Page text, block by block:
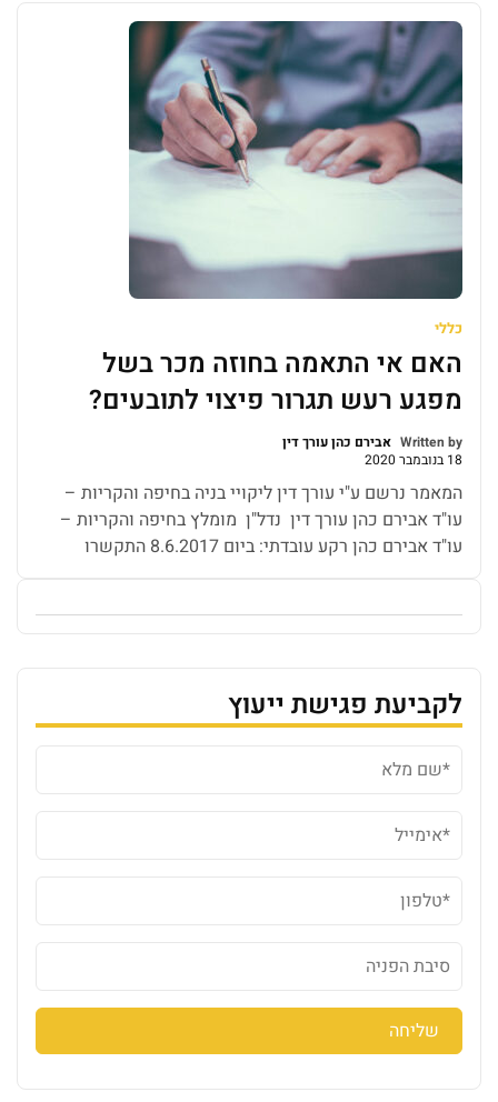
הצדדים. בענייננו, זהו הדין הדתי היהודי, אשר לפיו קיים […]
כללי
האם אי התאמה בחוזה מכר בשל
מפגע רעש תגרור פיצוי לתובעים?
Written by אבירם כהן עורך דין
18 בנובמבר 2020
המאמר נרשם ע"י עורך דין ליקויי בניה בחיפה והקריות –
עו"ד אבירם כהן עורך דין נדל"ן מומלץ בחיפה והקריות –
עו"ד אבירם כהן רקע עובדתי: ביום 8.6.2017 התקשרו
לקביעת פגישת ייעוץ